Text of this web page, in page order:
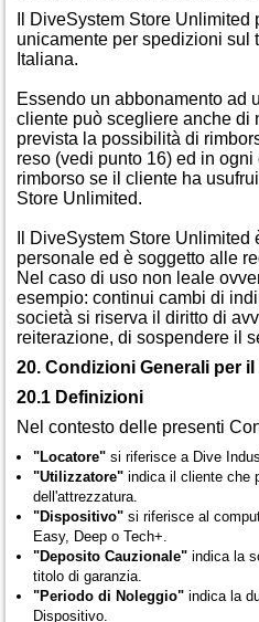
Il DiveSystem Store
unicamente per spedizioni sul
Italiana.
Essendo un abbonamento ad
cliente può scegliere anche di
prevista la possibilità di
reso (vedi punto 16) ed in ogni
rimborso se il cliente ha
Store Unlimited.
Il DiveSystem Store Unlimited
personale ed è soggetto alle
Nel caso di uso non leale
esempio: continui cambi di
società si riserva il diritto di
reiterazione, di sospendere il
20. Condizioni Generali per
20.1 Definizioni
Nel contesto delle presenti
"Locatore" si riferisce a Dive
"Utilizzatore" indica il cliente che
dell'attrezzatura.
"Dispositivo" si riferisce al
Easy, Deep o Tech+.
"Deposito Cauzionale" indica la
titolo di garanzia.
"Periodo di Noleggio" indica la
Dispositivo.